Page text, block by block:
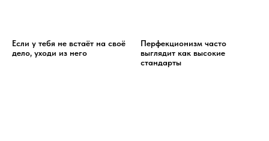
Если у тебя не встаёт на своё
дело, уходи из него
Перфекционизм часто
выглядит как высокие
стандарты